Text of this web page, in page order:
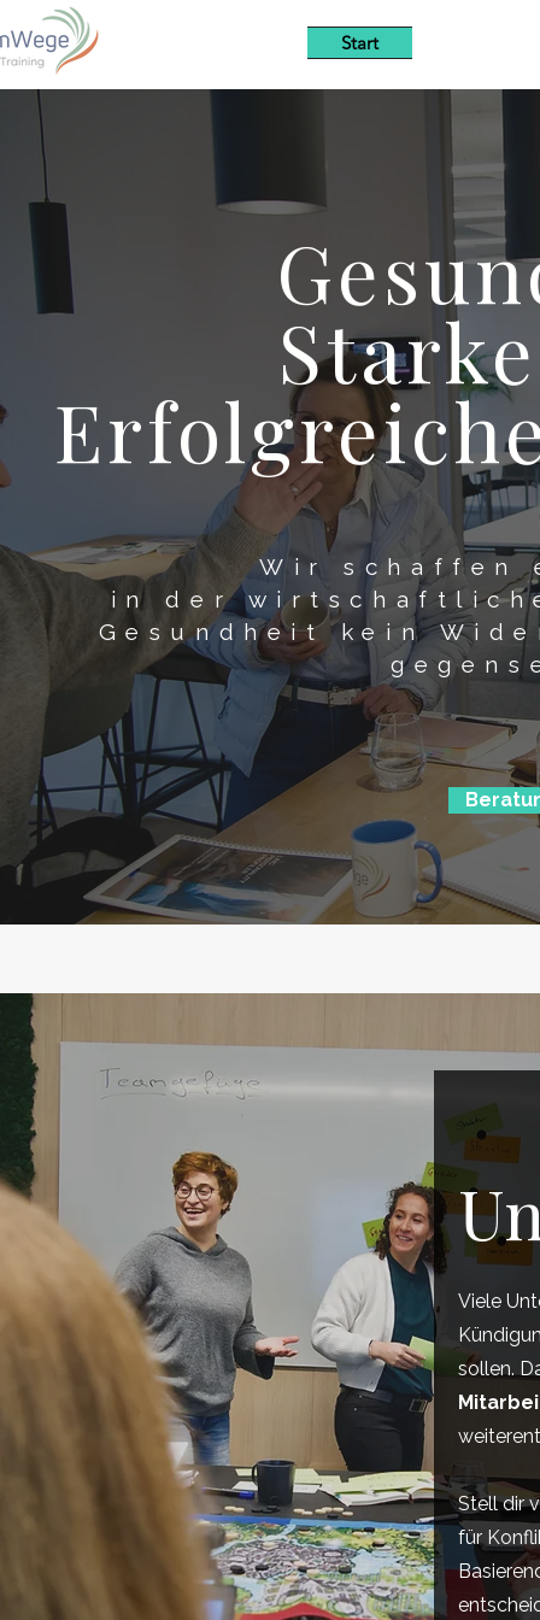
Start
Wir schaffen
in der
Gesundheit kein
Viele
sollen.
Stell dir
für